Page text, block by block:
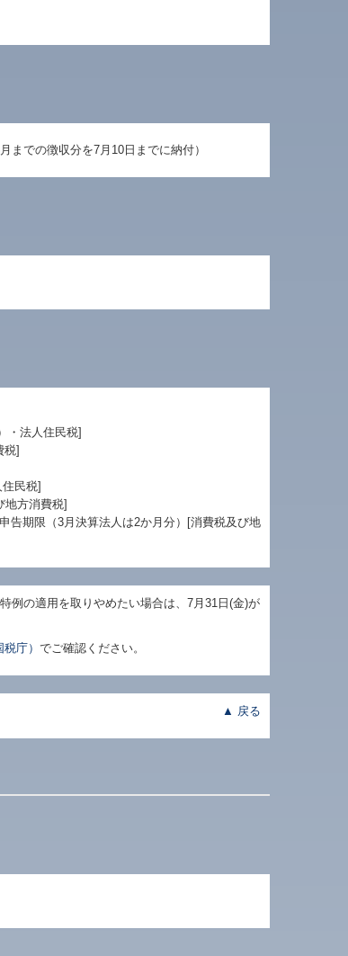
までの徴収分を7月10日までに納付）
・法人住民税]
税]
民税]
地方消費税]
告期限（3月決算法人は2か月分）[消費税及び地
例の適用を取りやめたい場合は、7月31日(金)が
庁） でご確認ください。
▲ 戻る